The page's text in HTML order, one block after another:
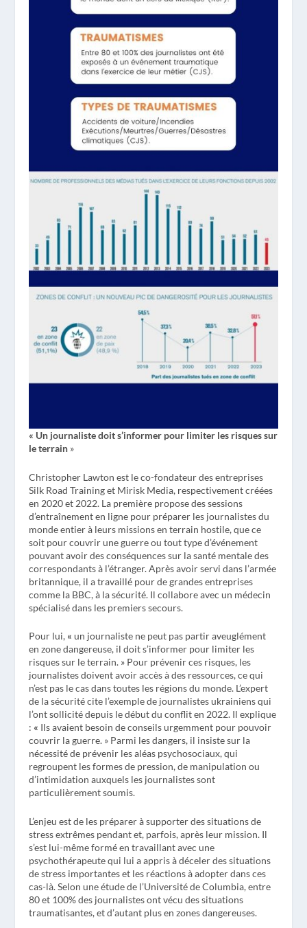
« Un journaliste doit s’informer pour limiter les risques sur
le terrain »
Christopher Lawton est le co-fondateur des entreprises
Silk Road Training et Mirisk Media, respectivement créées
en 2020 et 2022. La première propose des sessions
d’entraînement en ligne pour préparer les journalistes du
monde entier à leurs missions en terrain hostile, que ce
soit pour couvrir une guerre ou tout type d’événement
pouvant avoir des conséquences sur la santé mentale des
correspondants à l’étranger. Après avoir servi dans l’armée
britannique, il a travaillé pour de grandes entreprises
comme la BBC, à la sécurité. Il collabore avec un médecin
spécialisé dans les premiers secours.
Pour lui, « un journaliste ne peut pas partir aveuglément
en zone dangereuse, il doit s’informer pour limiter les
risques sur le terrain. » Pour prévenir ces risques, les
journalistes doivent avoir accès à des ressources, ce qui
n’est pas le cas dans toutes les régions du monde. L’expert
de la sécurité cite l’exemple de journalistes ukrainiens qui
l’ont sollicité depuis le début du conflit en 2022. Il explique
: « Ils avaient besoin de conseils urgemment pour pouvoir
couvrir la guerre. » Parmi les dangers, il insiste sur la
nécessité de prévenir les aléas psychosociaux, qui
regroupent les formes de pression, de manipulation ou
d’intimidation auxquels les journalistes sont
particulièrement soumis.
L’enjeu est de les préparer à supporter des situations de
stress extrêmes pendant et, parfois, après leur mission. Il
s’est lui-même formé en travaillant avec une
psychothérapeute qui lui a appris à déceler des situations
de stress importantes et les réactions à adopter dans ces
cas-là. Selon une étude de l’Université de Columbia, entre
80 et 100% des journalistes ont vécu des situations
traumatisantes, et d’autant plus en zones dangereuses.